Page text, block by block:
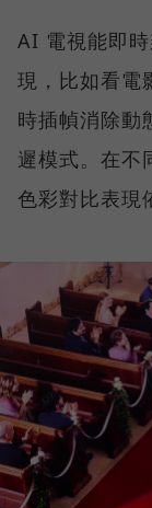
AI 電視能即
現，比如看電
時插幀消除動
遲模式。在不
色彩對比表現